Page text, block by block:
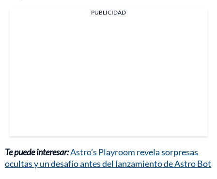
PUBLICIDAD
Te puede interesar:Astro’s Playroom revela sorpresas
ocultas y un desafío antes del lanzamiento de Astro Bot